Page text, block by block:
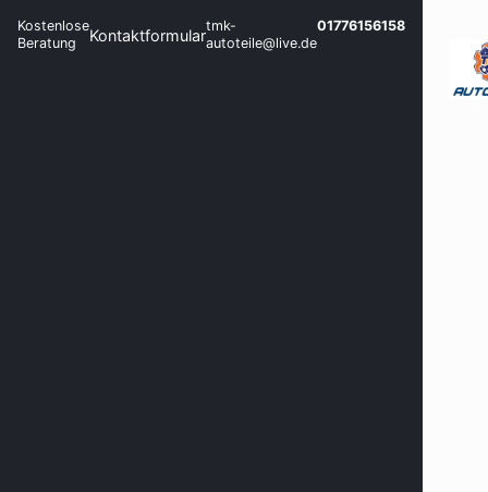
Kostenlose
Beratung
Kontaktformulartmk-
autoteile@live.de
01776156158